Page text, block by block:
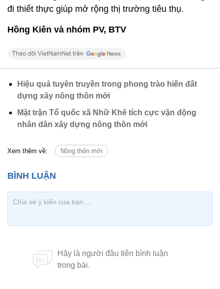
đi thiết thực giúp mở rộng thị trường tiêu thụ.
Hồng Kiên và nhóm PV, BTV
Hiệu quả tuyên truyền trong phong trào hiến đất
dựng xây nông thôn mới
Mặt trận Tổ quốc xã Nhữ Khê tích cực vận động
nhân dân xây dựng nông thôn mới
Xem thêm về: Nông thôn mới